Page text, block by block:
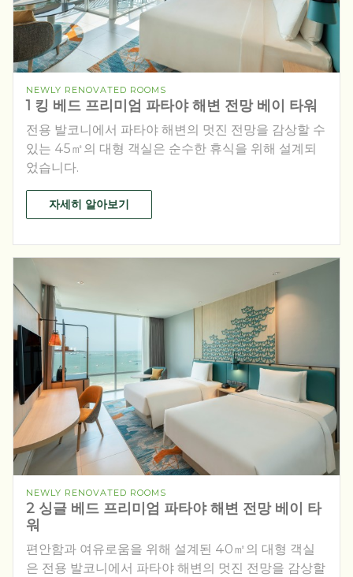
NEWLY RENOVATED ROOMS
1 킹 베드 프리미엄 파타야 해변 전망 베이 타워
전용 발코니에서 파타야 해변의 멋진 전망을 감상할 수
있는 45㎡의 대형 객실은 순수한 휴식을 위해 설계되
었습니다.
자세히 알아보기
NEWLY RENOVATED ROOMS
2 싱글 베드 프리미엄 파타야 해변 전망 베이 타
워
편안함과 여유로움을 위해 설계된 40㎡의 대형 객실
은 전용 발코니에서 파타야 해변의 멋진 전망을 감상할